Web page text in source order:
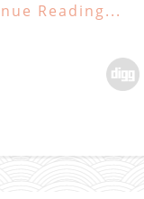
Reading...